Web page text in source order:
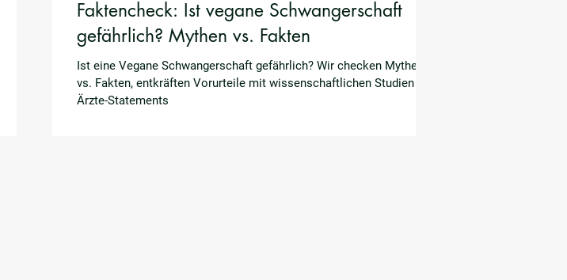
Faktencheck: Ist vegane Schwangerschaft
gefährlich? Mythen vs. Fakten
Ist eine Vegane Schwangerschaft gefährlich? Wir checken Mythen
vs. Fakten, entkräften Vorurteile mit wissenschaftlichen Studien und
Ärzte-Statements